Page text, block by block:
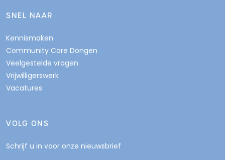
SNEL NAAR
Kennismaken
Community Care Dongen
Veelgestelde vragen
Vrijwilligerswerk
Vacatures
VOLG ONS
Schrijf u in voor onze nieuwsbrief